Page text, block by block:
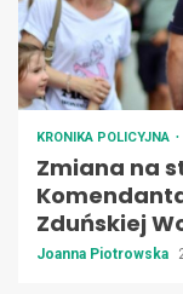
KRONIKA POLICYJNA
Zmiana na
Zduńskiej
Joanna Piotrowska